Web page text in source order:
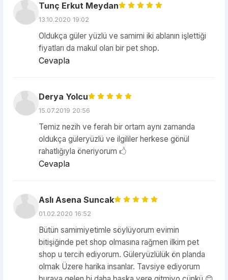
Tunç Erkut Meydan
13.10.2020 19:02
Oldukça güler yüzlü ve samimi iki ablanın işlettiği
fiyatları da makul olan bir pet shop.
Cevapla
Derya Yolcu
15.07.2019 20:56
Temiz nezih ve ferah bir ortam aynı zamanda
oldukça güleryüzlü ve ilgililer herkese gönül
rahatlığıyla öneriyorum 🖒
Cevapla
Aslı Asena Suncak
01.02.2020 16:52
Bütün samimiyetimle söylüyorum evimin
bitişiğinde pet shop olmasına rağmen ilkim pet
shop u tercih ediyorum. Güleryüzlülük ön planda
olmak Üzere harika insanlar. Tavsiye ediyorum